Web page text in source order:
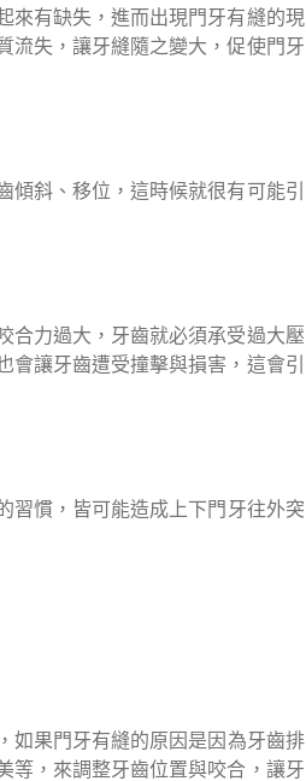
來有缺失，進而出現門牙有縫的現
流失，讓牙縫隨之變大，促使門牙
斜、移位，這時候就很有可能引
合力過大，牙齒就必須承受過大壓
讓牙齒遭受撞擊與損害，這會引
習慣，皆可能造成上下門牙往外突
如果門牙有縫的原因是因為牙齒排
等，來調整牙齒位置與咬合，讓牙